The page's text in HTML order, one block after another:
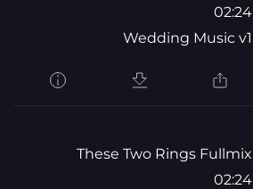
02:24
Wedding Music v1
These Two Rings Fullmix
02:24